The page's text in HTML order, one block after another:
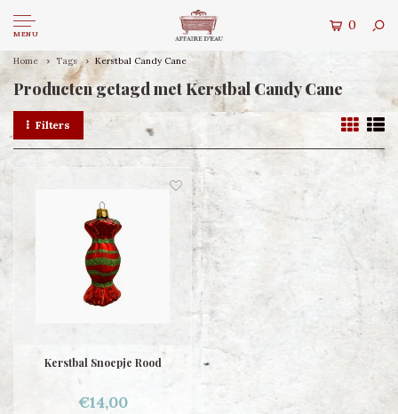
MENU
0
Home Tags Kerstbal Candy Cane
Producten getagd met Kerstbal Candy Cane
Filters
Kerstbal Snoepje Rood
€14,00